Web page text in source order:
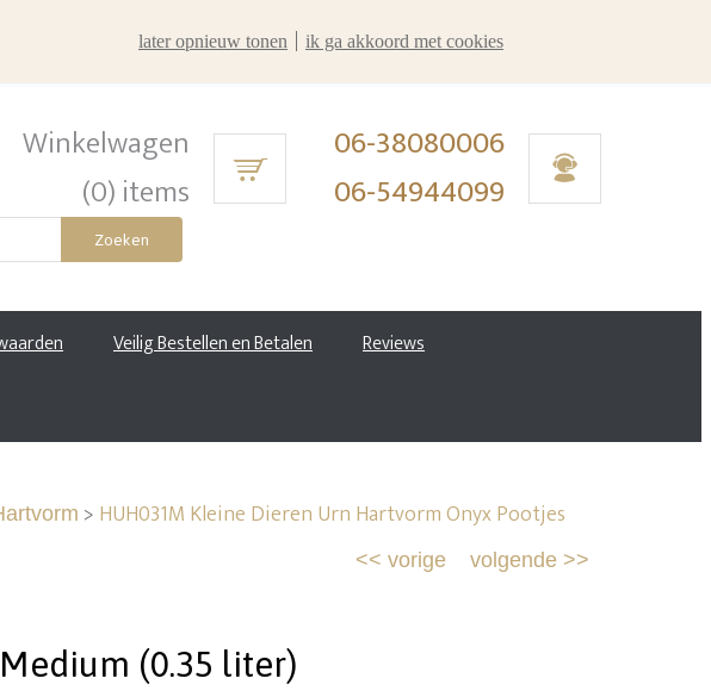
Winkelwagen
(0) items
06-38080006
06-54944099
Zoeken
Veilig Bestellen en Betalen Reviews
> HUH031M Kleine Dieren Urn Hartvorm Onyx Pootjes
volgende >>
<< vorige
(0.35 liter)
later opnieuw tonen
ik ga akkoord met cookies